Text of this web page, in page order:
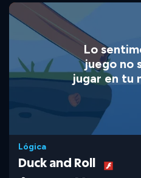
Lo
juego no
jugar en tu
Lógica
Duck and Roll